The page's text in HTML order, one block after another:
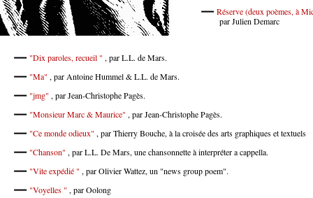
Réserve (deux poèmes, à
, par Julien Demarc
"Dix paroles, recueil " , par L.L. de Mars.
"Ma" , par Antoine Hummel & L.L. de Mars.
"jmg" , par Jean-Christophe Pagès.
"Monsieur Marc & Maurice" , par Jean-Christophe Pagès.
"Ce monde odieux" , par Thierry Bouche, à la croisée des arts graphiques et textuels
"Chanson" , par L.L. De Mars, une chansonnette à interpréter a cappella.
"Vite expédié " , par Olivier Wattez, un "news group poem".
"Voyelles " , par Oolong